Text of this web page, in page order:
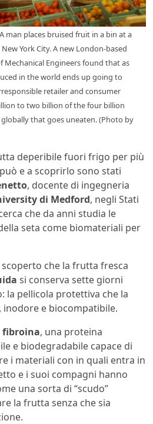
A man places bruised fruit in a bin at a
York City. A new London-based
Engineers found that as
in the world ends up going to
retailer and consumer
to two billion of the four billion
that goes uneaten. (Photo by
deperibile fuori frigo per più
e a scoprirlo sono stati
, docente di ingegneria
di Medford, negli Stati
che da anni studia le
seta come biomateriali per
che la frutta fresca
si conserva sette giorni
la pellicola protettiva che la
e biocompatibile.
fibroina, una proteina
e biodegradabile capace di
i materiali con in quali entra in
e i suoi compagni hanno
una sorta di “scudo”
la frutta senza che sia